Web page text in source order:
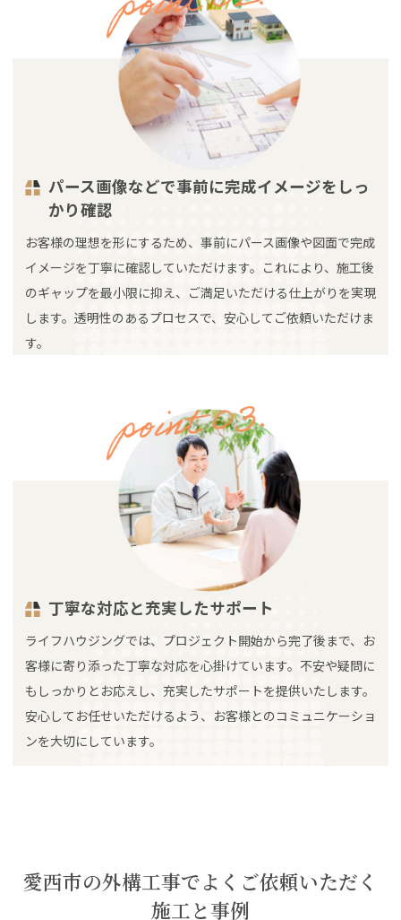
パース画像などで事前に完成イメージをしっ
かり確認
お客様の理想を形にするため、事前にパース画像や図面で完成
イメージを丁寧に確認していただけます。これにより、施工後
のギャップを最小限に抑え、ご満足いただける仕上がりを実現
します。透明性のあるプロセスで、安心してご依頼いただけま
す。
丁寧な対応と充実したサポート
ライフハウジングでは、プロジェクト開始から完了後まで、お
客様に寄り添った丁寧な対応を心掛けています。不安や疑問に
もしっかりとお応えし、充実したサポートを提供いたします。
安心してお任せいただけるよう、お客様とのコミュニケーショ
ンを大切にしています。
愛西市の外構工事でよくご依頼いただく
施工と事例